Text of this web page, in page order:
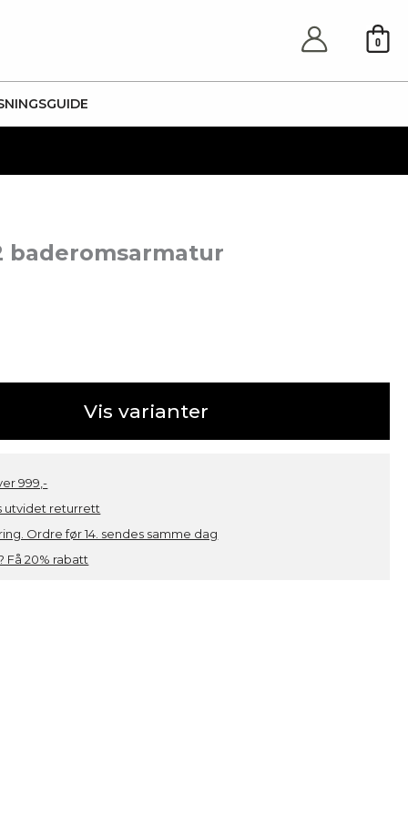
0
baderomsarmatur
Vis varianter
999,-
utvidet returrett
Ordre før 14. sendes samme dag
Få 20% rabatt